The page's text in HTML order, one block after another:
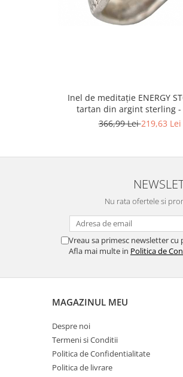
Imbracaminte barbati
Ochelari de vedere
Gaming, Carti & Birotica
Accesorii aparate de ras electrice
Accesorii aparate hair styling
Aparate & Accesorii ingrijire
Aparate cosmetice
Jucarii, Copii & Bebe
Camera copilului
Hrana bebelusi
Inel de meditație ENERGY
tartan din argint sterling -
366,99 Lei219,63 Lei
Nu rata ofertele si
Vreau sa primesc newsletter
Afla mai multe in Politica de
MAGAZINUL MEU
Despre noi
Termeni si Conditii
Politica de Confidentialitate
Politica de livrare